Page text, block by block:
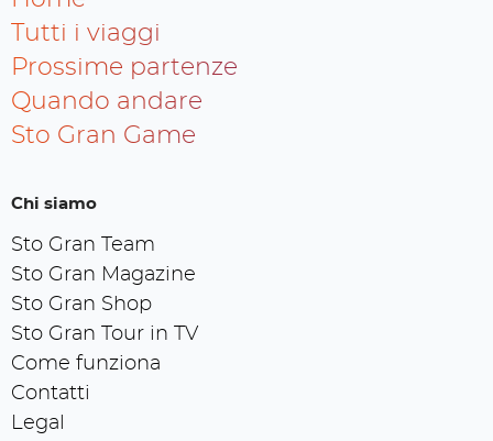
Tutti i viaggi
Prossime partenze
Quando andare
Sto Gran Game
Chi siamo
Sto Gran Team
Sto Gran Magazine
Sto Gran Shop
Sto Gran Tour in TV
Come funziona
Contatti
Legal